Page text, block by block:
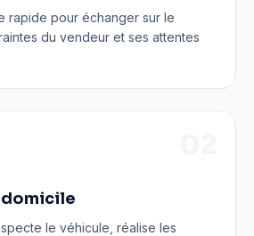
rapide pour échanger sur le
du vendeur et ses attentes
domicile
le véhicule, réalise les